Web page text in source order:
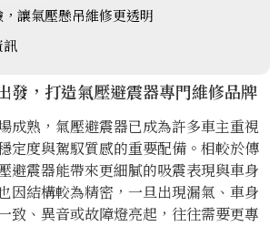
讓氣壓懸吊維修更透明
訊
發，打造氣壓避震器專門維修品牌
成熟，氣壓避震器已成為許多車主重視
定度與駕馭質感的重要配備。相較於傳
避震器能帶來更細膩的吸震表現與車身
因結構較為精密，一旦出現漏氣、車身
致、異音或故障燈亮起，往往需要更專